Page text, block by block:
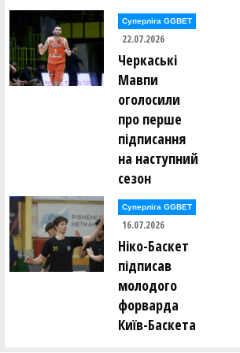
(Дніпропетровськ))
Олена Сімон (ТІРАС (Білгород-
Олександра Степанчук
Олександра Сурмило (СДЮCШОР-2
Кароліна Таланян (ЧЕМПІОН (Гола
Марина Таран (СДЮCШОР-2 (Полтава))
Дарья Тичина (ПОЛІСЯНОЧКА
Оксана Фастова (СДЮСШОР-5-ДВУФК
Вікторія Федоренко (СДЮСШОР-5-
Суперліга GGBET
22.07.2026
Черкаські
Мавпи
оголосили
про перше
підписання
на наступний
сезон
Суперліга GGBET
16.07.2026
Ніко-Баскет
підписав
молодого
форварда
Київ-Баскета